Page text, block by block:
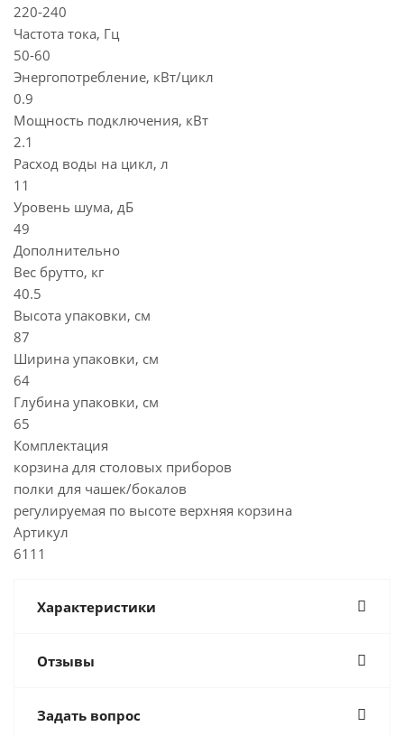
220-240
Частота тока, Гц
50-60
Энергопотребление, кВт/цикл
0.9
Мощность подключения, кВт
2.1
Расход воды на цикл, л
11
Уровень шума, дБ
49
Дополнительно
Вес брутто, кг
40.5
Высота упаковки, см
87
Ширина упаковки, см
64
Глубина упаковки, см
65
Комплектация
корзина для столовых приборов
полки для чашек/бокалов
регулируемая по высоте верхняя корзина
Артикул
6111
Характеристики
Отзывы
Задать вопрос